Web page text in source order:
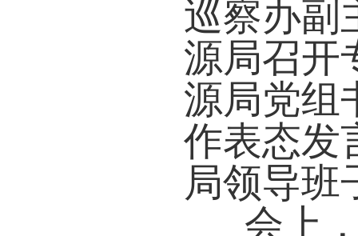
巡察办副
源局召开
源局党组
作表态发
局领导班
会上